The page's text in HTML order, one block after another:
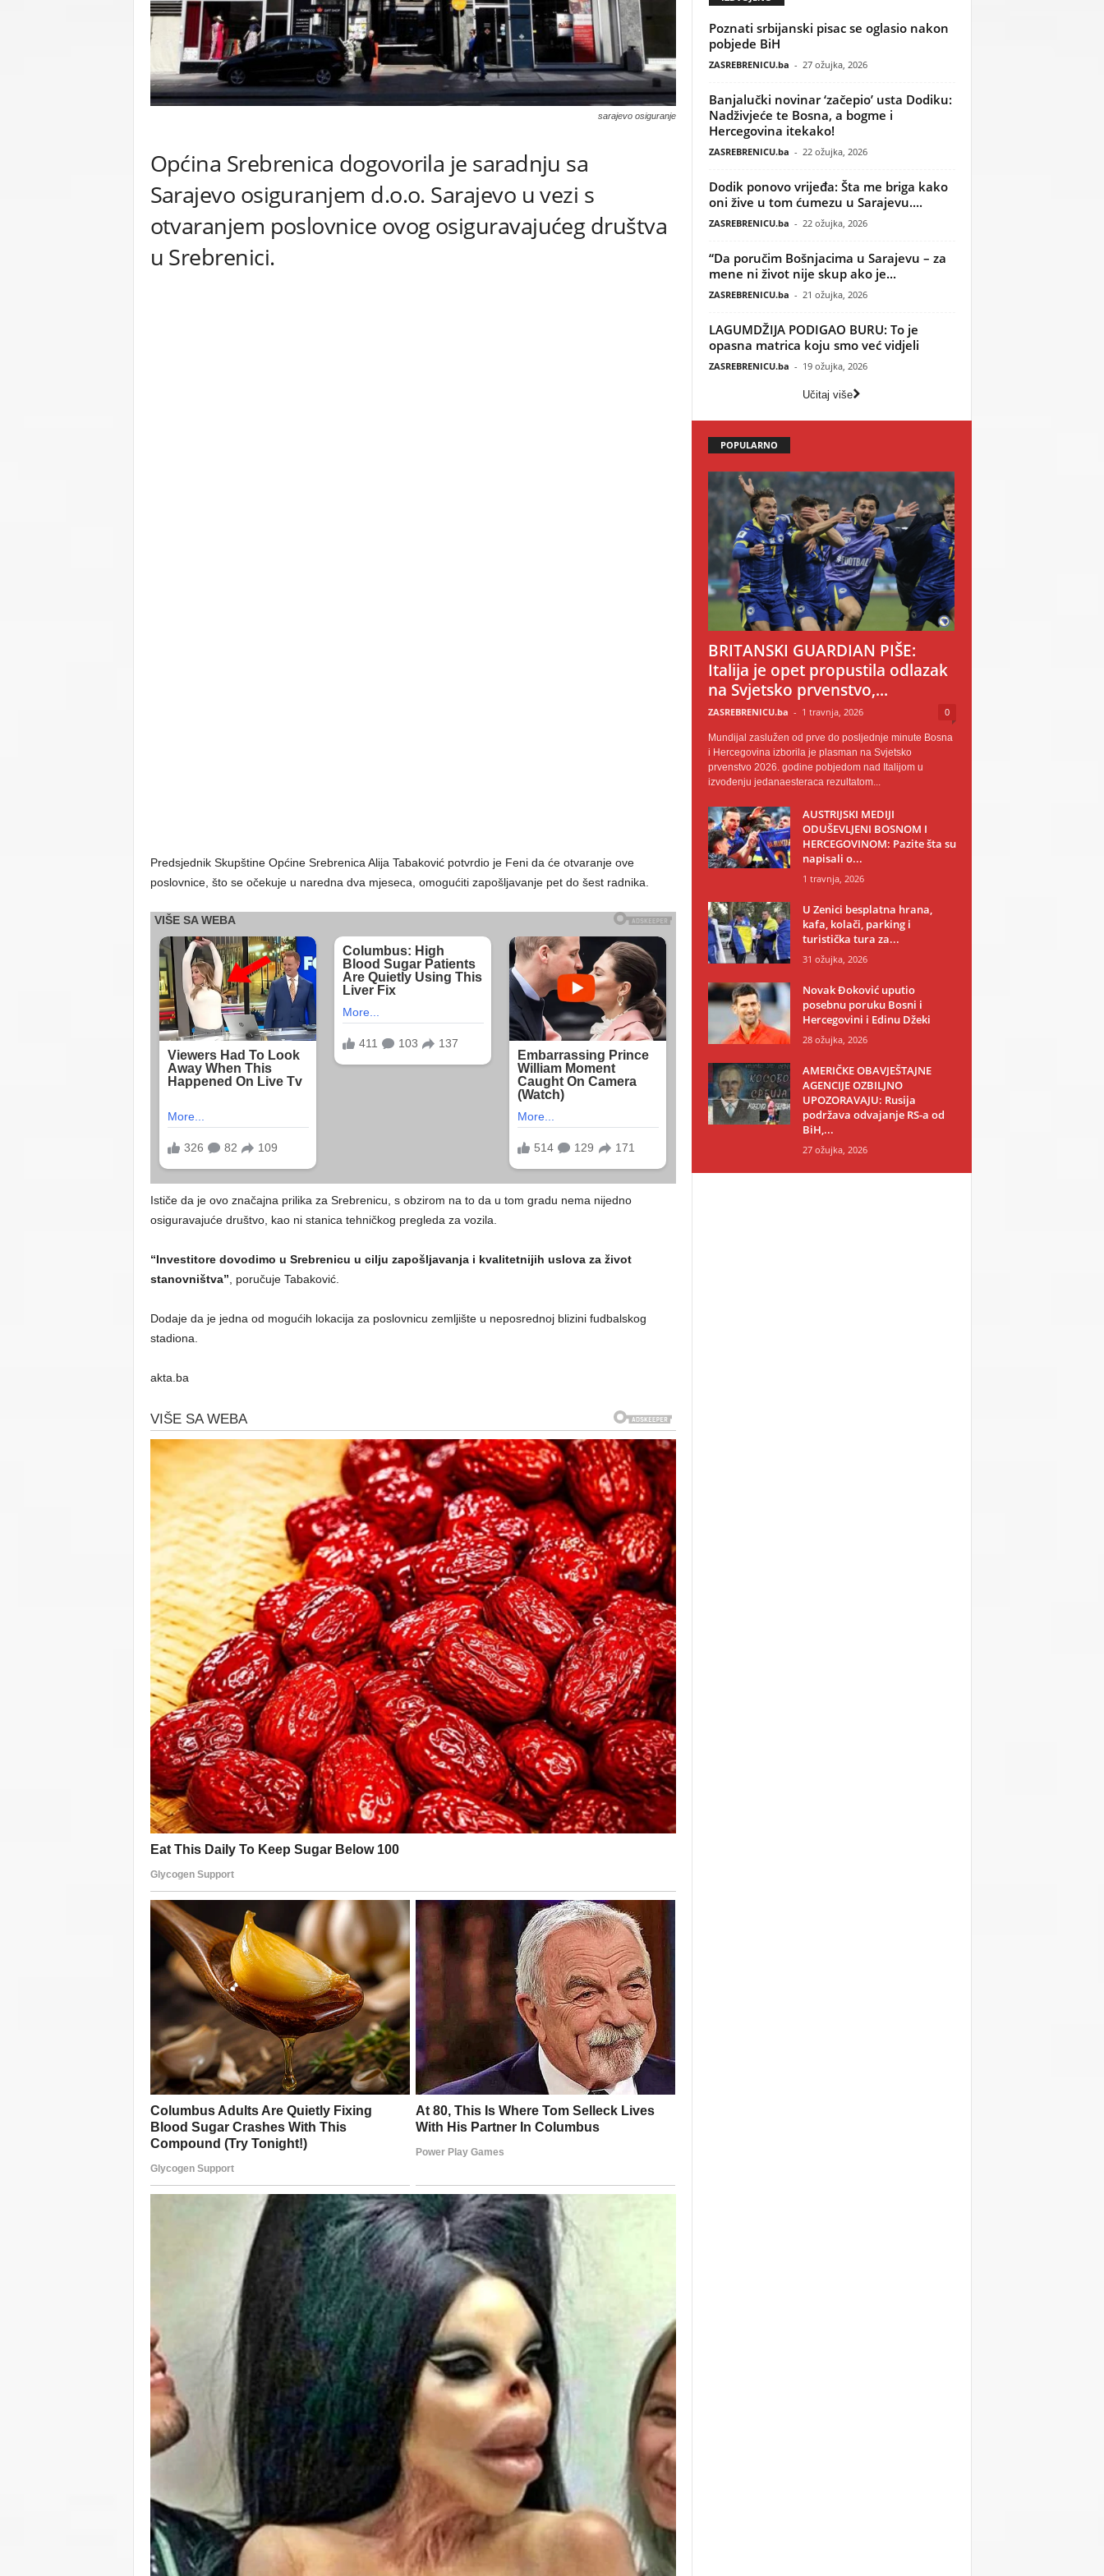
C
U
sarajevo osiguranje
Općina Srebrenica dogovorila je saradnju sa
Sarajevo osiguranjem d.o.o. Sarajevo u vezi s
otvaranjem poslovnice ovog osiguravajućeg društva
u Srebrenici.
Predsjednik Skupštine Općine Srebrenica Alija Tabaković potvrdio je Feni da će otvaranje ove
poslovnice, što se očekuje u naredna dva mjeseca, omogućiti zapošljavanje pet do šest radnika.
Ističe da je ovo značajna prilika za Srebrenicu, s obzirom na to da u tom gradu nema nijedno
osiguravajuće društvo, kao ni stanica tehničkog pregleda za vozila.
“Investitore dovodimo u Srebrenicu u cilju zapošljavanja i kvalitetnijih uslova za život
stanovništva” , poručuje Tabaković.
Dodaje da je jedna od mogućih lokacija za poslovnicu zemljište u neposrednoj blizini fudbalskog
stadiona.
akta.ba
Poznati srbijanski pisac se oglasio nakon
pobjede BiH
ZASREBRENICU.ba - 27 ožujka, 2026
Banjalučki novinar ‘začepio’ usta Dodiku:
Nadživjeće te Bosna, a bogme i
Hercegovina itekako!
ZASREBRENICU.ba - 22 ožujka, 2026
Dodik ponovo vrijeđa: Šta me briga kako
oni žive u tom ćumezu u Sarajevu....
ZASREBRENICU.ba - 22 ožujka, 2026
“Da poručim Bošnjacima u Sarajevu – za
mene ni život nije skup ako je...
ZASREBRENICU.ba - 21 ožujka, 2026
LAGUMDŽIJA PODIGAO BURU: To je
opasna matrica koju smo već vidjeli
ZASREBRENICU.ba - 19 ožujka, 2026
Učitaj više
POPULARNO
BRITANSKI GUARDIAN PIŠE:
Italija je opet propustila odlazak
na Svjetsko prvenstvo,...
ZASREBRENICU.ba - 1 travnja, 2026 0
Mundijal zaslužen od prve do posljednje minute Bosna
i Hercegovina izborila je plasman na Svjetsko
prvenstvo 2026. godine pobjedom nad Italijom u
izvođenju jedanaesteraca rezultatom...
AUSTRIJSKI MEDIJI
ODUŠEVLJENI BOSNOM I
HERCEGOVINOM: Pazite šta su
napisali o...
1 travnja, 2026
U Zenici besplatna hrana,
kafa, kolači, parking i
turistička tura za...
31 ožujka, 2026
Novak Đoković uputio
posebnu poruku Bosni i
Hercegovini i Edinu Džeki
28 ožujka, 2026
AMERIČKE OBAVJEŠTAJNE
AGENCIJE OZBILJNO
UPOZORAVAJU: Rusija
podržava odvajanje RS-a od
BiH,...
27 ožujka, 2026